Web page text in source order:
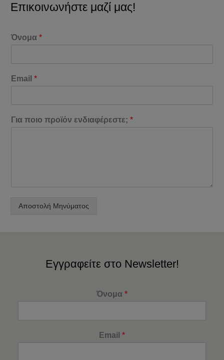
Επικοινωνήστε μαζί μας!
Όνομα*
Email*
Για ποιο προϊόν ενδιαφέρεστε;*
Αποστολή Μηνύματος
Εγγραφείτε στο Newsletter!
Όνομα *
Email *